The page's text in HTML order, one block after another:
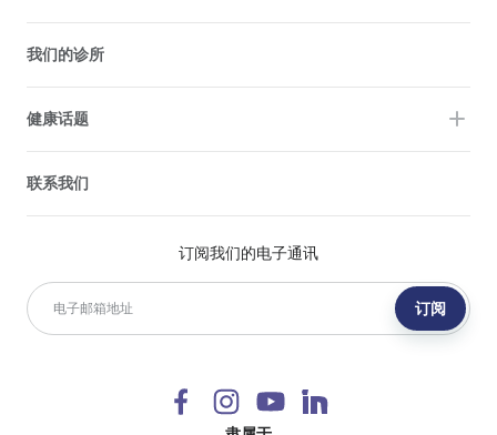
订阅我们的电子通讯
订阅
我们的诊所
健康话题
联系我们